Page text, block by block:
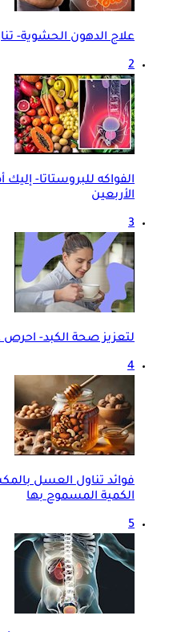
علاج الدهون الحشوية-
2
الفواكه للبروستاتا-
الأربعين
3
لتعزيز صحة الكبد-
4
فوائد تناول العسل
الكمية المسموح بها
5